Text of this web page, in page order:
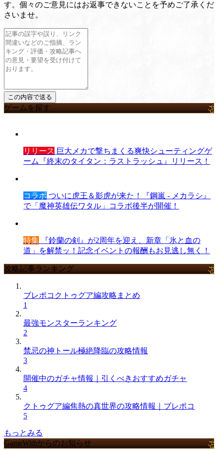
す。個々のご意見にはお返事できないことを予めご了承くだ
さいませ。
ゲームを探す
リリース 巨大メカで撃ちまくる爽快シューティングゲ
ーム『終末のタイタン：ラストラッシュ』リリース！
コラボ ついに虎王＆影虎が来た！『鋼嵐 - メカラシ』
で「魔神英雄伝ワタル」コラボ後半が開催！
特集 『鈴蘭の剣』が2周年を迎え、新章「氷と血の
道」を解禁ッ！記念イベントの報酬もお見逃し無く！
攻略記事ランキング
ブレポコクトゥグア編攻略まとめ
1
最強モンスターランキング
2
禁忌の神トール極絶降臨の攻略情報
3
開催中のガチャ情報｜引くべきおすすめガチャ
4
クトゥグア編焦熱の真世界の攻略情報｜ブレポコ
5
もっとみる
GameWithからのお知らせ